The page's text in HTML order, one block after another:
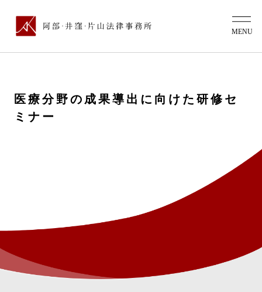
医療分野の成果導出に向けた研修セ
ミナー